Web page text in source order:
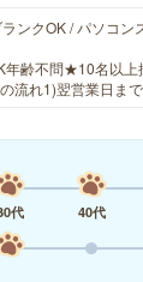
ンクOK / パソコン
年齢不問★10名以
流れ1)翌営業日ま
代 40代